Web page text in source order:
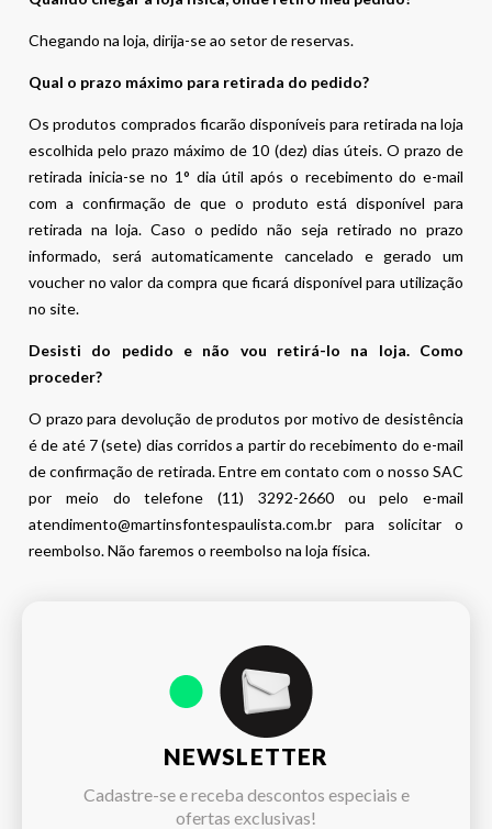
Chegando na loja, dirija-se ao setor de reservas.
Qual o prazo máximo para retirada do pedido?
Os produtos comprados ficarão disponíveis para retirada na loja
escolhida pelo prazo máximo de 10 (dez) dias úteis. O prazo de
retirada inicia-se no 1° dia útil após o recebimento do e-mail
com a confirmação de que o produto está disponível para
retirada na loja. Caso o pedido não seja retirado no prazo
informado, será automaticamente cancelado e gerado um
voucher no valor da compra que ficará disponível para utilização
no site.
Desisti do pedido e não vou retirá-lo na loja. Como
proceder?
O prazo para devolução de produtos por motivo de desistência
é de até 7 (sete) dias corridos a partir do recebimento do e-mail
de confirmação de retirada. Entre em contato com o nosso SAC
por meio do telefone (11) 3292-2660 ou pelo e-mail
atendimento@martinsfontespaulista.com.br para solicitar o
reembolso. Não faremos o reembolso na loja física.
NEWSLETTER
Cadastre-se e receba descontos especiais e
ofertas exclusivas!